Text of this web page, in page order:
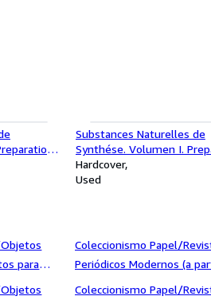
Substances Naturelles de
Synthése. Volumen I.
et methodes de laboratoire
Hardcover
Used
para
1.940)/Hola
Coleccionismo Papel/
Periódicos Modernos (a
1.940)/Interviú
Coleccionismo Papel/